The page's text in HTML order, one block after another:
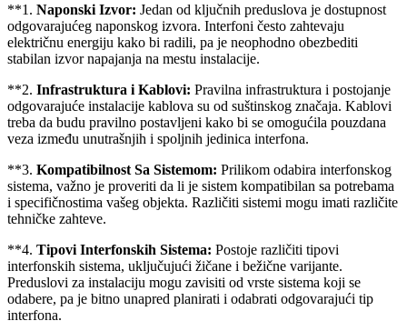
**1. Naponski Izvor: Jedan od ključnih preduslova je dostupnost
odgovarajućeg naponskog izvora. Interfoni često zahtevaju
električnu energiju kako bi radili, pa je neophodno obezbediti
stabilan izvor napajanja na mestu instalacije.
**2. Infrastruktura i Kablovi: Pravilna infrastruktura i postojanje
odgovarajuće instalacije kablova su od suštinskog značaja. Kablovi
treba da budu pravilno postavljeni kako bi se omogućila pouzdana
veza između unutrašnjih i spoljnih jedinica interfona.
**3. Kompatibilnost Sa Sistemom: Prilikom odabira interfonskog
sistema, važno je proveriti da li je sistem kompatibilan sa potrebama
i specifičnostima vašeg objekta. Različiti sistemi mogu imati različite
tehničke zahteve.
**4. Tipovi Interfonskih Sistema: Postoje različiti tipovi
interfonskih sistema, uključujući žičane i bežične varijante.
Preduslovi za instalaciju mogu zavisiti od vrste sistema koji se
odabere, pa je bitno unapred planirati i odabrati odgovarajući tip
interfona.